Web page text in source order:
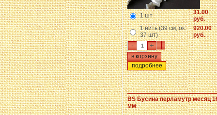
1 шт
31.00
руб.
1 нить (39 см, ок.
37 шт)
920.00
руб.
- +
подробнее
BS Бусина перламутр месяц
мм